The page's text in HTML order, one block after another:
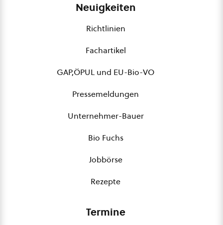
Neuigkeiten
Richtlinien
Fachartikel
GAP,ÖPUL und EU-Bio-VO
Pressemeldungen
Unternehmer-Bauer
Bio Fuchs
Jobbörse
Rezepte
Termine